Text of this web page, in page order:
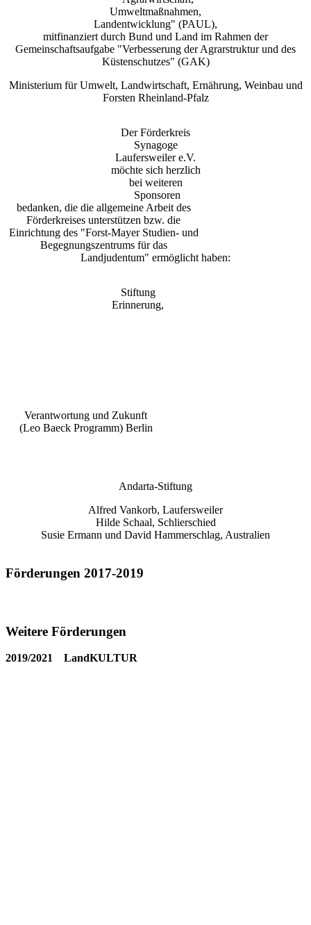
Umweltmaßnahmen,
Landentwicklung" (PAUL),
mitfinanziert durch Bund und Land im Rahmen der
Gemeinschaftsaufgabe "Verbesserung der Agrarstruktur und des
Küstenschutzes" (GAK)
Ministerium für Umwelt, Landwirtschaft, Ernährung, Weinbau und
Forsten Rheinland-Pfalz
Der Förderkreis
Synagoge
Laufersweiler e.V.
möchte sich herzlich
bei weiteren
Sponsoren
bedanken, die die allgemeine Arbeit des
Förderkreises unterstützen bzw. die
Einrichtung des "Forst-Mayer Studien- und
Begegnungszentrums für das
Landjudentum" ermöglicht haben:
Stiftung
Erinnerung,
Verantwortung und Zukunft
(Leo Baeck Programm) Berlin
Andarta-Stiftung
Alfred Vankorb, Laufersweiler
Hilde Schaal, Schlierschied
Susie Ermann und David Hammerschlag, Australien
Förderungen 2017-2019
Weitere Förderungen
2019/2021 LandKULTUR